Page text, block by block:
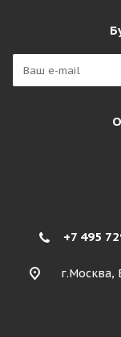
+7 495
г.Москва,